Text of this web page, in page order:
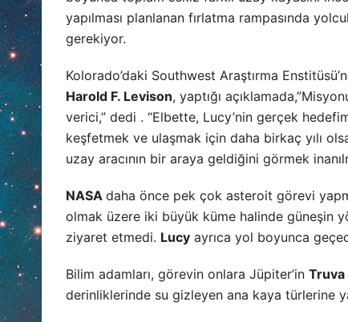
yapılması planlanan fırlatma rampasında
gerekiyor.
Kolorado’daki Southwest Araştırma
Harold F. Levison, yaptığı
verici,” dedi . “Elbette, Lucy’nin gerçek
keşfetmek ve ulaşmak için daha birkaç yılı
uzay aracının bir araya geldiğini görmek
NASA daha önce pek çok asteroit görevi
olmak üzere iki büyük küme halinde güneşin
ziyaret etmedi. Lucy ayrıca yol boyunca
Bilim adamları, görevin onlara Jüpiter’in Truva
derinliklerinde su gizleyen ana kaya türlerine